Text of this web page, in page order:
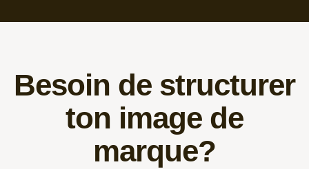
Besoin de structurer
ton image de
marque?